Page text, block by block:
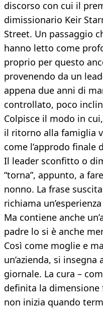
discorso con cui il
dimissionario Keir
Street. Un passaggio
hanno letto come
proprio per questo
provenendo da un
appena due anni di
controllato, poco
Colpisce il modo in
il ritorno alla famiglia
come l’approdo finale
Il leader sconfitto o
“torna”, appunto, a
nonno. La frase
richiama
Ma contiene anche
padre lo si è anche
Così come moglie e
un’azienda, si insegna
giornale. La cura –
definita la dimensione
non inizia quando